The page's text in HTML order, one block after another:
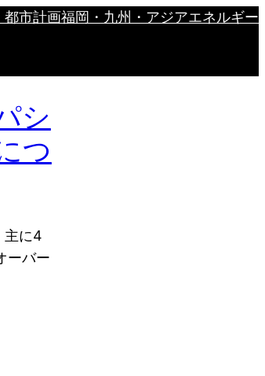
都市計画福岡・九州・アジアエネルギー
シ
つ
主に4
ーバー